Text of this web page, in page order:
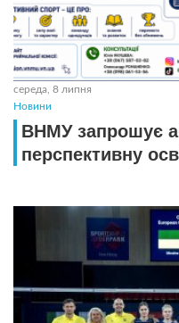
середа, 8 липня
Новини
ВНМУ запрошує
перспективну